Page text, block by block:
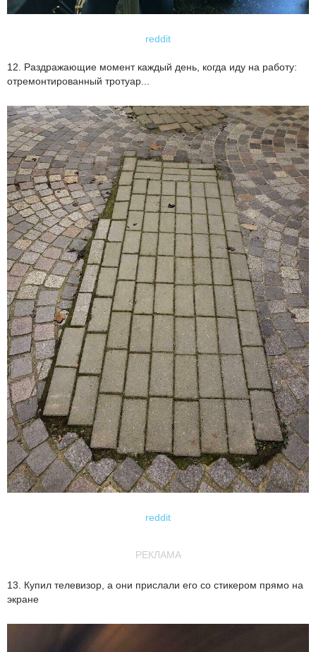
reddit
12. Раздражающие момент каждый день, когда иду на работу:
отремонтированный тротуар...
reddit
РЕКЛАМА
13. Купил телевизор, а они прислали его со стикером прямо на
экране